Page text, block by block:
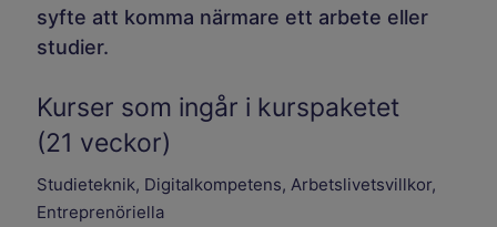
syfte att komma närmare ett arbete eller
studier.
Kurser som ingår i kurspaketet
(21 veckor)
Studieteknik, Digitalkompetens, Arbetslivetsvillkor,
Entreprenöriella